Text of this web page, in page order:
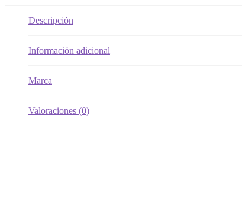
Descripción
Información adicional
Marca
Valoraciones (0)